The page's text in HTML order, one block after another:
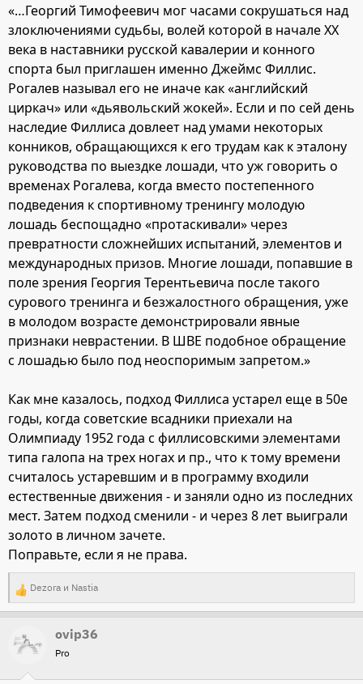
«…Георгий Тимофеевич мог часами сокрушаться над
злоключениями судьбы, волей которой в начале ХХ
века в наставники русской кавалерии и конного
спорта был приглашен именно Джеймс Филлис.
Рогалев называл его не иначе как «английский
циркач» или «дьявольский жокей». Если и по сей день
наследие Филлиса довлеет над умами некоторых
конников, обращающихся к его трудам как к эталону
руководства по выездке лошади, что уж говорить о
временах Рогалева, когда вместо постепенного
подведения к спортивному тренингу молодую
лошадь беспощадно «протаскивали» через
превратности сложнейших испытаний, элементов и
международных призов. Многие лошади, попавшие в
поле зрения Георгия Терентьевича после такого
сурового тренинга и безжалостного обращения, уже
в молодом возрасте демонстрировали явные
признаки неврастении. В ШВЕ подобное обращение
с лошадью было под неоспоримым запретом.»
Как мне казалось, подход Филлиса устарел еще в 50е
годы, когда советские всадники приехали на
Олимпиаду 1952 года с филлисовскими элементами
типа галопа на трех ногах и пр., что к тому времени
считалось устаревшим и в программу входили
естественные движения - и заняли одно из последних
мест. Затем подход сменили - и через 8 лет выиграли
золото в личном зачете.
Поправьте, если я не права.
Р
е
а
к
Dezora и Nastia
ovip36
Pro